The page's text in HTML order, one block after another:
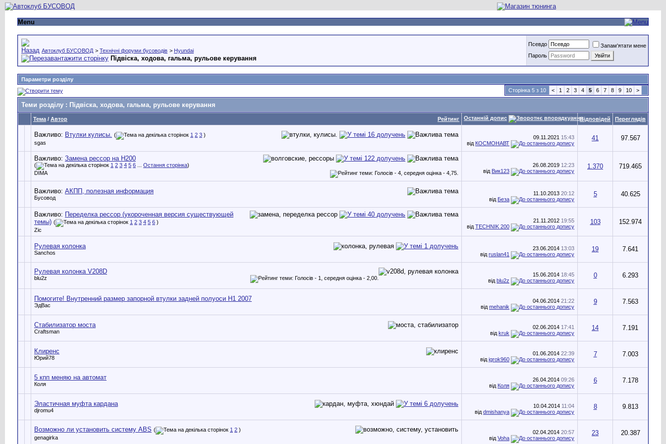
Menu
Автоклуб БУСОВОД > Технічні форуми бусоводів > Hyundai
Підвіска, ходова, гальма, рульове керування
Псевдо
Запам'ятати мене
Пароль
Параметри розділу
Сторінка 5 з 10
< 1 2 3 4 5 6 7 8 9 10 >
Теми розділу : Підвіска, ходова, гальма, рульове керування
Рейтинг
Тема / Автор Останній допис Відповідей Переглядів
Важливо: Втулки кулисы. ( 1 2 3 )
sgas
09.11.2021 15:43
від КОСМОНАВТ
41 97.567
Важливо: Замена рессор на H200
( 1 2 3 4 5 6 Остання сторінка)
DIMA
26.08.2019 12:23
від Вик123
1.370 719.465
Важливо: АКПП, полезная информация
Бусовод
11.10.2013 20:12
від Беза
5 40.625
Важливо: Переделка рессор (укороченная версия существующей
темы) ( 1 2 3 4 5 6 )
Zic
21.11.2012 19:55
від TECHNIK 200
103 152.974
Рулевая колонка
Sanchos
23.06.2014 13:03
від ruslan41
19 7.641
Рулевая колонка V208D
blu2z
15.06.2014 18:45
від blu2z
0 6.293
Помогите! Внутренний размер запорной втулки задней полуоси H1 2007
ЭдВас
04.06.2014 21:22
від mehanik
9 7.563
Стабилизатор моста
Craftsman
02.06.2014 17:41
від kruk
14 7.191
Клиренс
Юрий78
01.06.2014 22:39
від igrok960
7 7.003
5 кпп меняю на автомат
Коля
26.04.2014 09:26
від Коля
6 7.178
Эластичная муфта кардана
djromu4
10.04.2014 11:04
від dmishanya
8 9.813
Возможно ли установить систему ABS ( 1 2 )
genagirka
02.04.2014 20:57
від Voha
23 20.387